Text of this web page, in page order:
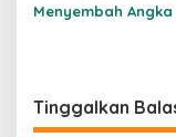
Menyembah Angka
Tinggalkan